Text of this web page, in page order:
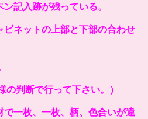
記入跡が残っている。
ビネットの上部と下部の合わせ
の判断で行って下さい。）
で一枚、一枚、柄、色合いが違